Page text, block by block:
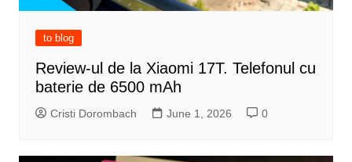
to blog
Review-ul de la Xiaomi 17T. Telefonul cu
baterie de 6500 mAh
Cristi Dorombach June 1, 2026 0